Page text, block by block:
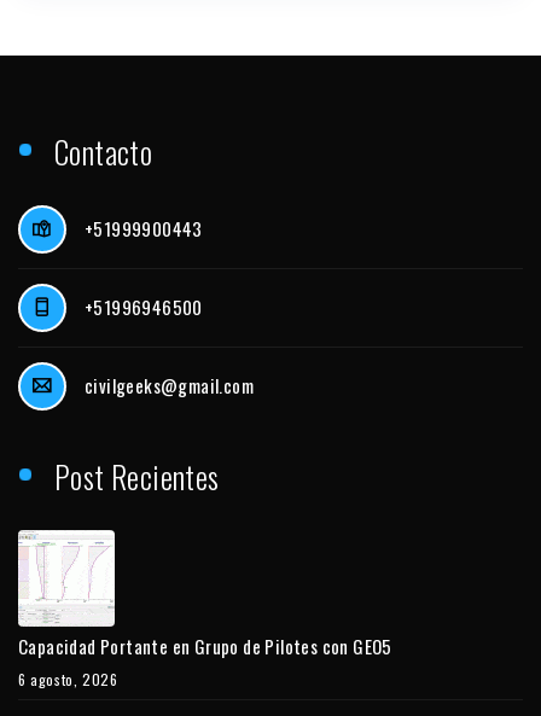
Contacto
+51999900443
+51996946500
civilgeeks@gmail.com
Post Recientes
Capacidad Portante en Grupo de Pilotes con GEO5
6 agosto, 2026